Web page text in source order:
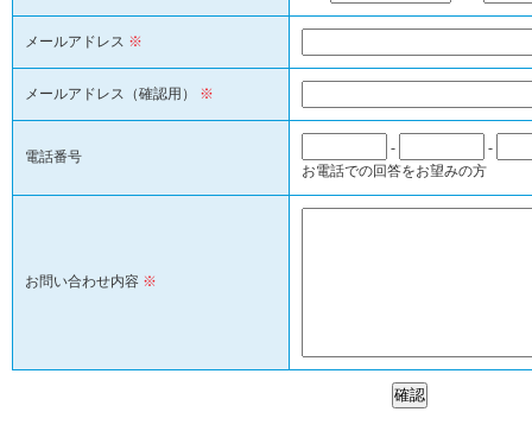
メールアドレス ※
メールアドレス（確認用） ※
電話番号
-
-
お電話での回答をお望みの方
お問い合わせ内容 ※